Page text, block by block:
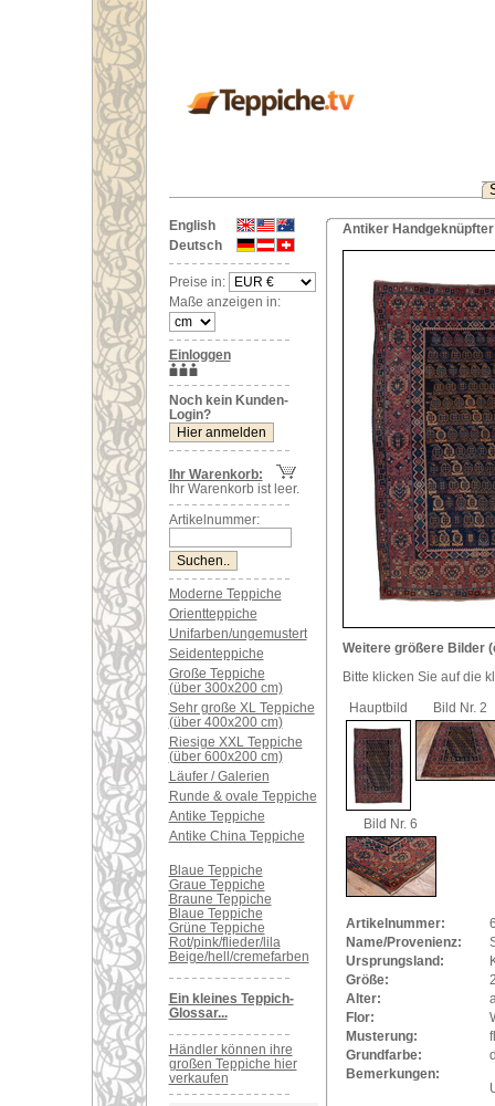
English
Deutsch
Preise in:
Maße anzeigen in:
Einloggen
Noch kein Kunden-
Login?
Ihr Warenkorb:
Ihr Warenkorb ist leer.
Artikelnummer:
Moderne Teppiche
Orientteppiche
Unifarben/ungemustert
Seidenteppiche
Große Teppiche
(über 300x200 cm)
Sehr große XL Teppiche
(über 400x200 cm)
Riesige XXL Teppiche
(über 600x200 cm)
Läufer / Galerien
Runde & ovale Teppiche
Antike Teppiche
Antike China Teppiche
Blaue Teppiche
Graue Teppiche
Braune Teppiche
Blaue Teppiche
Grüne Teppiche
Rot/pink/flieder/lila
Beige/hell/cremefarben
Ein kleines Teppich-
Glossar...
Händler können ihre
großen Teppiche hier
verkaufen
Antiker
Weitere größere Bilder
Bitte klicken Sie auf die
Hauptbild
Bild Nr. 2
Bild Nr. 6
Artikelnummer:
Name/Provenienz:
Ursprungsland:
Größe:
Alter:
Flor:
Musterung:
Grundfarbe:
Bemerkungen: